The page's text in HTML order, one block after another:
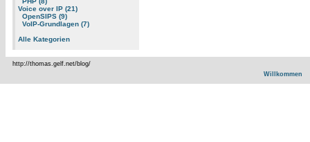
Voice over IP (21)
OpenSIPS (9)
VoIP-Grundlagen (7)
Alle Kategorien
http://thomas.gelf.net/blog/
Willkommen